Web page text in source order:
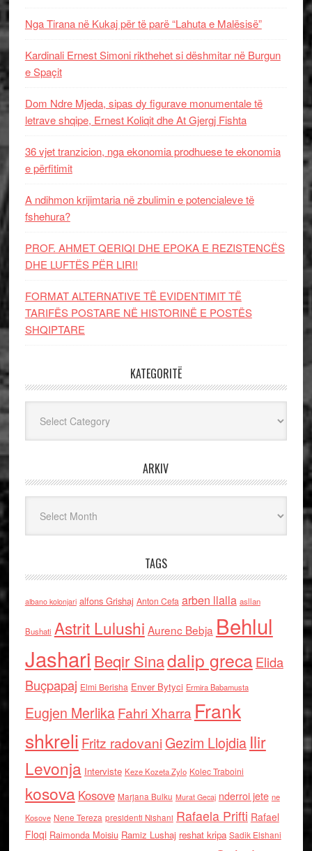
Nga Tirana në Kukaj për të parë “Lahuta e Malësisë”
Kardinali Ernest Simoni rikthehet si dëshmitar në Burgun
e Spaçit
Dom Ndre Mjeda, sipas dy figurave monumentale të
letrave shqipe, Ernest Koliqit dhe At Gjergj Fishta
36 vjet tranzicion, nga ekonomia prodhuese te ekonomia
e përfitimit
A ndihmon krijimtaria në zbulimin e potencialeve të
fshehura?
PROF. AHMET QERIQI DHE EPOKA E REZISTENCЁS
DHE LUFTЁS PЁR LIRI!
FORMAT ALTERNATIVE TË EVIDENTIMIT TË
TARIFËS POSTARE NË HISTORINË E POSTËS
SHQIPTARE
KATEGORITË
ARKIV
TAGS
albano kolonjari alfons Grishaj Anton Cefa arben llalla asllan
Bushati Astrit Lulushi Aurenc Bebja Behlul
Jashari Beqir Sinadalip grecaElida
Buçpapaj Elmi Berisha Enver Bytyci Ermira Babamusta
Eugjen MerlikaFahri Xharra Frank
shkreli Fritz radovaniGezim Llojdia Ilir
Levonja Interviste Keze Kozeta Zylo Kolec Traboini
kosova Kosove Marjana Bulku Murat Gecaj nderroi jete ne
Kosove Nene Tereza presidenti Nishani Rafaela Prifti Rafael
Floqi Raimonda Moisiu Ramiz Lushaj reshat kripa Sadik Elshani